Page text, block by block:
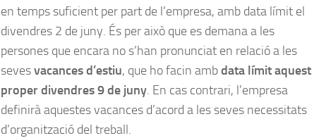
en temps suficient per part de l’empresa, amb data límit el
divendres 2 de juny. És per això que es demana a les
persones que encara no s’han pronunciat en relació a les
sevesvacances d’estiu, que ho facin ambdata límit aquest
proper divendres 9 de juny. En cas contrari, l’empresa
definirà aquestes vacances d’acord a les seves necessitats
d’organització del treball.